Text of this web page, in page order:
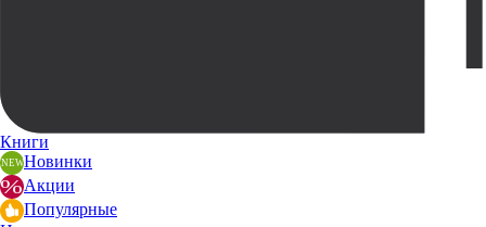
Книги
Новинки
Акции
Популярные